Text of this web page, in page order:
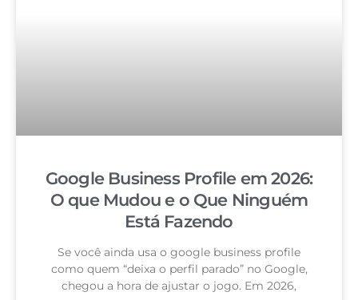
Google Business Profile em 2026:
O que Mudou e o Que Ninguém
Está Fazendo
Se você ainda usa o google business profile
como quem “deixa o perfil parado” no Google,
chegou a hora de ajustar o jogo. Em 2026,